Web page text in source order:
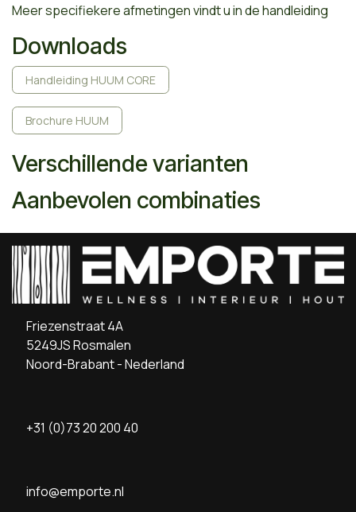
Meer specifiekere afmetingen vindt u in de handleiding
Downloads
Handleiding HUUM CORE
Brochure HUUM
Verschillende varianten
Aanbevolen combinaties
Friezenstraat 4A
5249JS Rosmalen
Noord-Brabant - Nederland
+31 (0)73 20 200 40
info@emporte.nl